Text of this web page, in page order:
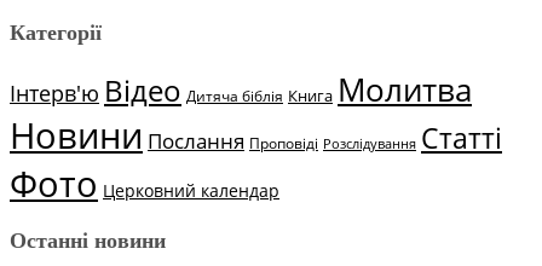
Категорії
Інтерв'ю Відео Дитяча біблія Книга Молитва
Новини Послання Проповіді Розслідування Статті
Фото Церковний календар
Останні новини